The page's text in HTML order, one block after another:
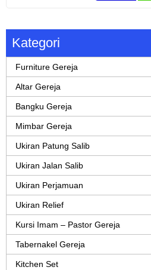
Kategori
Furniture Gereja
Altar Gereja
Bangku Gereja
Mimbar Gereja
Ukiran Patung Salib
Ukiran Jalan Salib
Ukiran Perjamuan
Ukiran Relief
Kursi Imam – Pastor Gereja
Tabernakel Gereja
Kitchen Set